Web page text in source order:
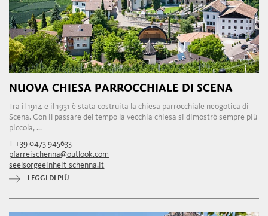
NUOVA CHIESA PARROCCHIALE DI SCENA
Tra il 1914 e il 1931 è stata costruita la chiesa parrocchiale neogotica di
Scena. Con il passare del tempo la vecchia chiesa si dimostrò sempre più
piccola, ...
T+39 0473 945633
pfarreischenna@outlook.com
seelsorgeeinheit-schenna.it
LEGGI DI PIÙ